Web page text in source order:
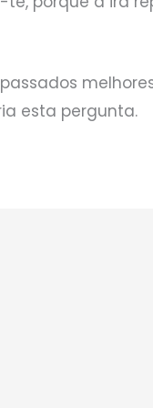
esta pergunta.